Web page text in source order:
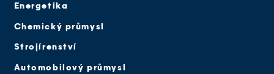
Energetika
Chemický průmysl
Strojírenství
Automobilový průmysl